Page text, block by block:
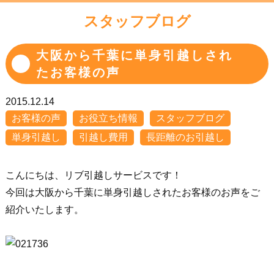
スタッフブログ
大阪から千葉に単身引越しされ
たお客様の声
2015.12.14
お客様の声
お役立ち情報
スタッフブログ
単身引越し
引越し費用 長距離のお引越し
こんにちは、リブ引越しサービスです！
今回は大阪から千葉に単身引越しされたお客様のお声をご
紹介いたします。